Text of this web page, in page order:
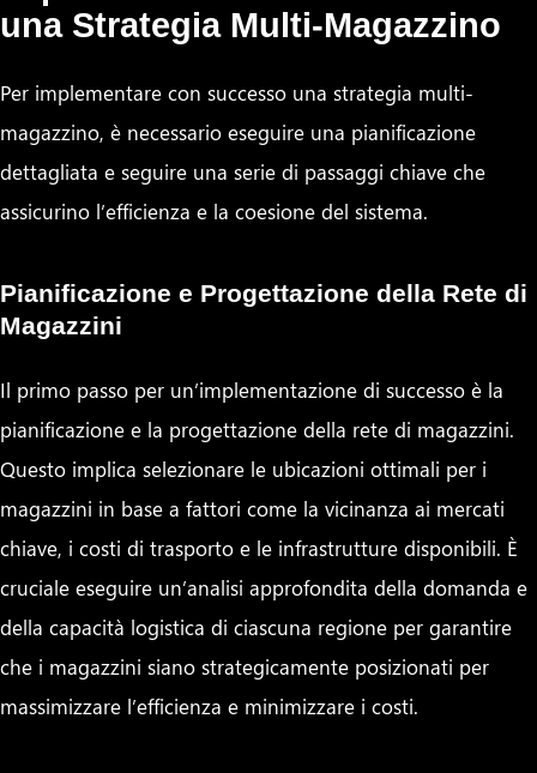
una Strategia Multi-Magazzino
Per implementare con successo una strategia multi-
magazzino, è necessario eseguire una pianificazione
dettagliata e seguire una serie di passaggi chiave che
assicurino l’efficienza e la coesione del sistema.
Pianificazione e Progettazione della Rete di
Magazzini
Il primo passo per un’implementazione di successo è la
pianificazione e la progettazione della rete di magazzini.
Questo implica selezionare le ubicazioni ottimali per i
magazzini in base a fattori come la vicinanza ai mercati
chiave, i costi di trasporto e le infrastrutture disponibili. È
cruciale eseguire un’analisi approfondita della domanda e
della capacità logistica di ciascuna regione per garantire
che i magazzini siano strategicamente posizionati per
massimizzare l’efficienza e minimizzare i costi.